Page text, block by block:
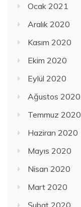
Ocak 2021
Aralık 2020
Kasım 2020
Ekim 2020
Eylül 2020
Ağustos 2020
Temmuz 2020
Haziran 2020
Mayıs 2020
Nisan 2020
Mart 2020
Şubat 2020